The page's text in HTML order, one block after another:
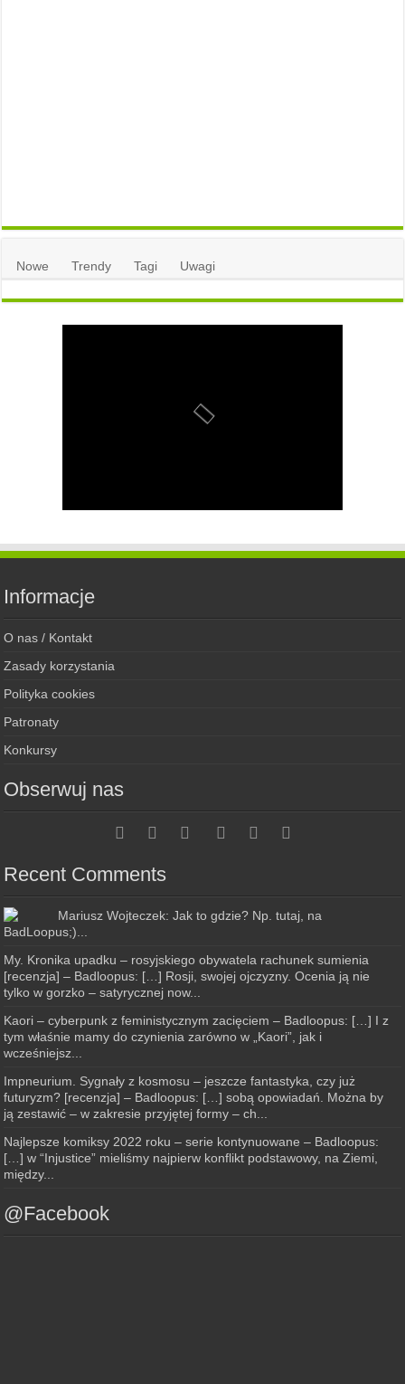
Nowe Trendy Tagi Uwagi
Informacje
O nas / Kontakt
Zasady korzystania
Polityka cookies
Patronaty
Konkursy
Obserwuj nas
Recent Comments
Mariusz Wojteczek: Jak to gdzie? Np. tutaj, na
BadLoopus;)...
My. Kronika upadku – rosyjskiego obywatela rachunek sumienia
[recenzja] – Badloopus: […] Rosji, swojej ojczyzny. Ocenia ją nie
tylko w gorzko – satyrycznej now...
Kaori – cyberpunk z feministycznym zacięciem – Badloopus: […] I z
tym właśnie mamy do czynienia zarówno w „Kaori”, jak i
wcześniejsz...
Impneurium. Sygnały z kosmosu – jeszcze fantastyka, czy już
futuryzm? [recenzja] – Badloopus: […] sobą opowiadań. Można by
ją zestawić – w zakresie przyjętej formy – ch...
Najlepsze komiksy 2022 roku – serie kontynuowane – Badloopus:
[…] w “Injustice” mieliśmy najpierw konflikt podstawowy, na Ziemi,
między...
@Facebook